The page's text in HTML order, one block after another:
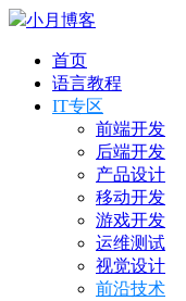
小月博客
首页
语言教程
IT专区
前端开发
后端开发
产品设计
移动开发
游戏开发
运维测试
视觉设计
前沿技术